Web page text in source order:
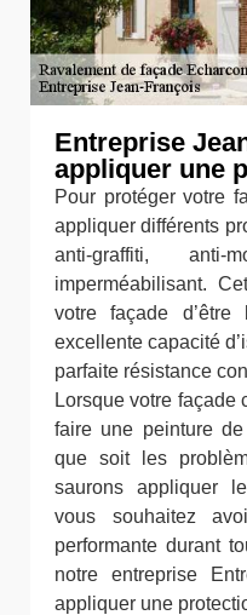
Entreprise
appliquer une
Pour protéger votre
appliquer différents
anti-graffiti, anti-
imperméabilisant.
votre façade d’être
excellente capacité
parfaite résistance
Lorsque votre façade
faire une peinture
que soit les
saurons appliquer
vous souhaitez
performante durant
notre entreprise
appliquer une